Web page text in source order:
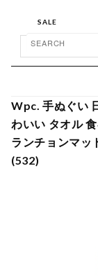
SALE
Wpc. 手ぬぐい
わいい タオル
ランチョンマッ
(532)